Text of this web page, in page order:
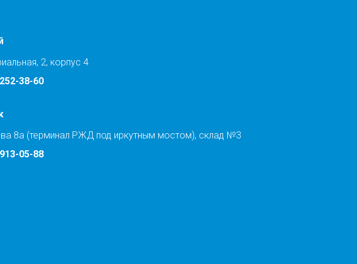
2, корпус 4
38-60
8а (терминал РЖД под иркутным мостом), склад №3
05-88